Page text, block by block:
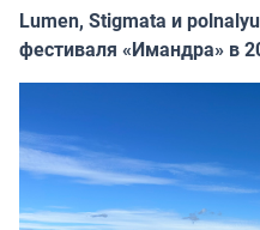
Lumen, Stigmata и
фестиваля «Имандра» в